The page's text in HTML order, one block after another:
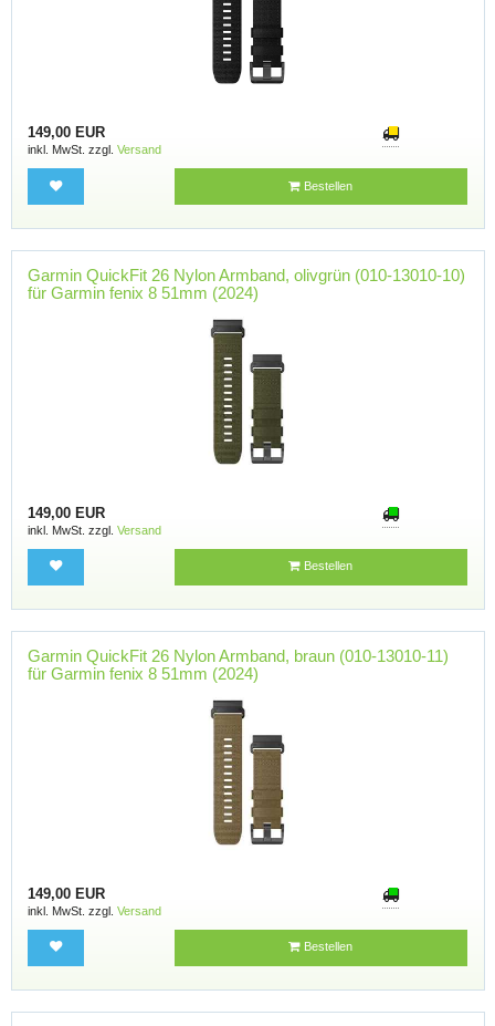
149,00 EUR
inkl. MwSt. zzgl. Versand
Bestellen
Garmin QuickFit 26 Nylon Armband, olivgrün (010-13010-10)
für Garmin fenix 8 51mm (2024)
149,00 EUR
inkl. MwSt. zzgl. Versand
Bestellen
Garmin QuickFit 26 Nylon Armband, braun (010-13010-11)
für Garmin fenix 8 51mm (2024)
149,00 EUR
inkl. MwSt. zzgl. Versand
Bestellen